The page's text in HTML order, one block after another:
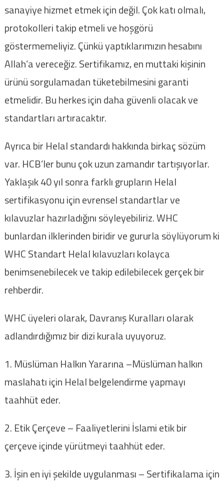
sanayiye hizmet etmek için değil. Çok katı olmalı,
protokolleri takip etmeli ve hoşgörü
göstermemeliyiz. Çünkü yaptıklarımızın hesabını
Allah’a vereceğiz. Sertifikamız, en muttaki kişinin
ürünü sorgulamadan tüketebilmesini garanti
etmelidir. Bu herkes için daha güvenli olacak ve
standartları artıracaktır.
Ayrıca bir Helal standardı hakkında birkaç sözüm
var. HCB’ler bunu çok uzun zamandır tartışıyorlar.
Yaklaşık 40 yıl sonra farklı grupların Helal
sertifikasyonu için evrensel standartlar ve
kılavuzlar hazırladığını söyleyebiliriz. WHC
bunlardan ilklerinden biridir ve gururla söylüyorum ki
WHC Standart Helal kılavuzları kolayca
benimsenebilecek ve takip edilebilecek gerçek bir
rehberdir.
WHC üyeleri olarak, Davranış Kuralları olarak
adlandırdığımız bir dizi kurala uyuyoruz.
1. Müslüman Halkın Yararına –Müslüman halkın
maslahatı için Helal belgelendirme yapmayı
taahhüt eder.
2. Etik Çerçeve – Faaliyetlerini İslami etik bir
çerçeve içinde yürütmeyi taahhüt eder.
3. İşin en iyi şekilde uygulanması – Sertifikalama için